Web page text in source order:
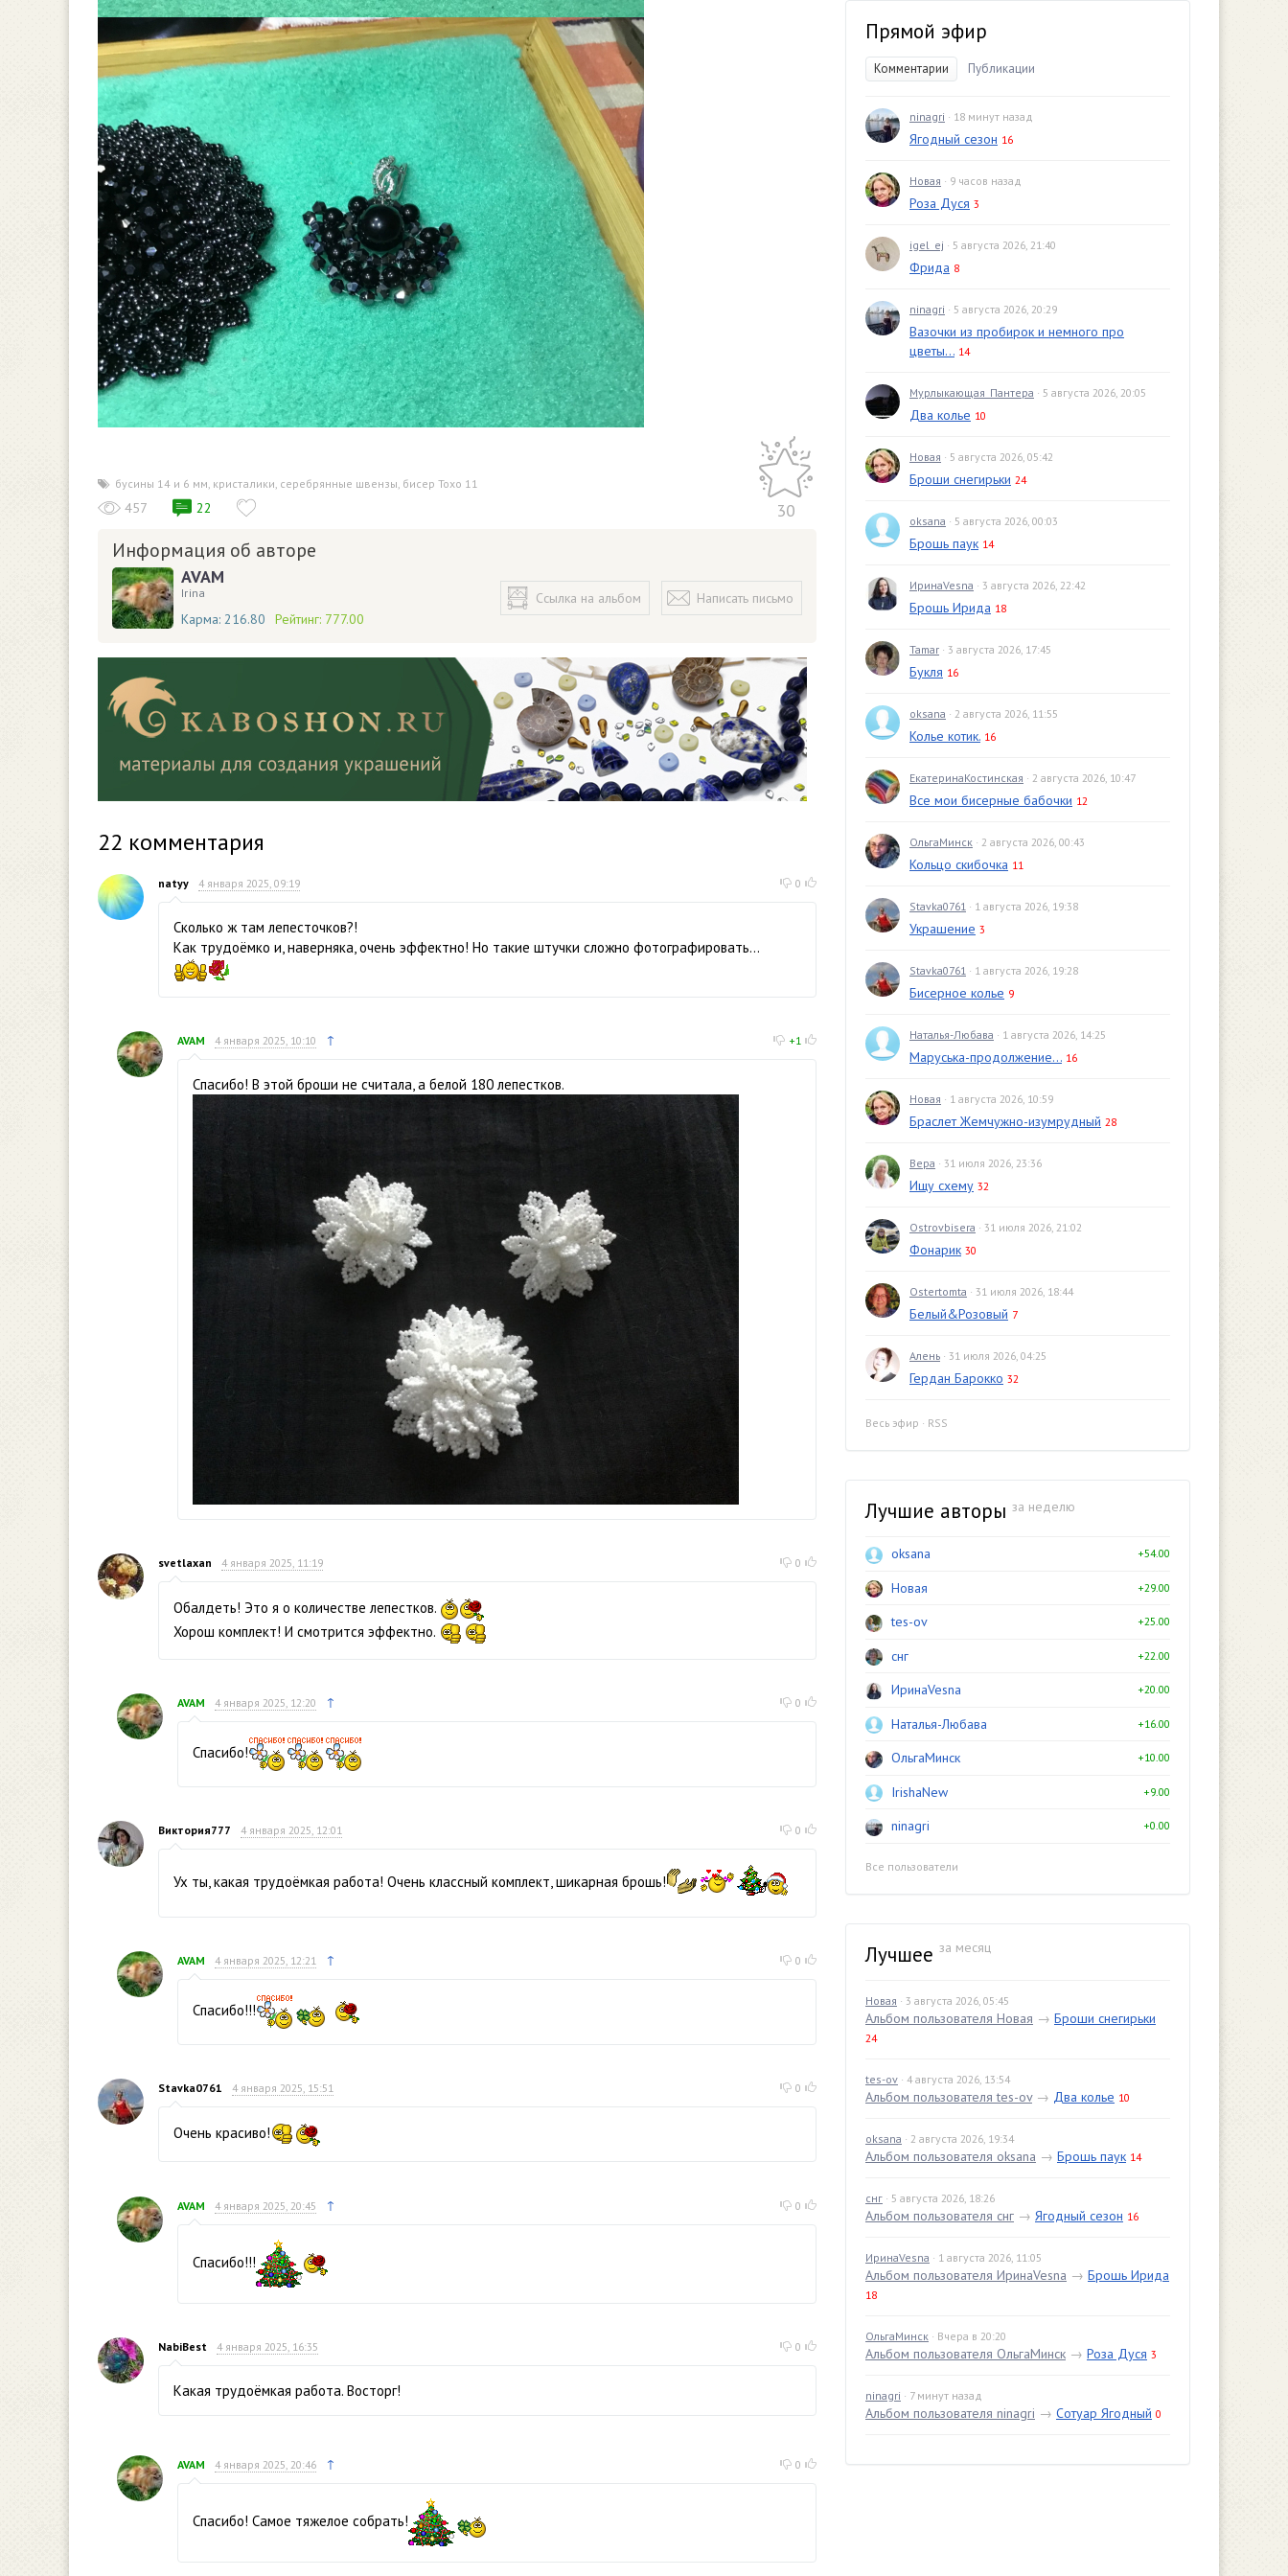
бусины 14 и 6 мм, кристалики, серебрянные швензы, бисер Тохо 11
30
457 22
Информация об авторе
AVAM
Irina
Карма: 216.80 Рейтинг: 777.00
Ссылка на альбом Написать письмо
22 комментария
natyy 4 января 2025, 09:19 0
Сколько ж там лепесточков?!
Как трудоёмко и, наверняка, очень эффектно! Но такие штучки сложно фотографировать…
AVAM 4 января 2025, 10:10 ↑ +1
Спасибо! В этой броши не считала, а белой 180 лепестков.
svetlaxan 4 января 2025, 11:19 0
Обалдеть! Это я о количестве лепестков.
Хорош комплект! И смотрится эффектно.
AVAM 4 января 2025, 12:20 ↑ 0
Спасибо!
Виктория777 4 января 2025, 12:01 0
Ух ты, какая трудоёмкая работа! Очень классный комплект, шикарная брошь!
AVAM 4 января 2025, 12:21 ↑ 0
Спасибо!!!
Stavka0761 4 января 2025, 15:51 0
Очень красиво!
AVAM 4 января 2025, 20:45 ↑ 0
Спасибо!!!
NabiBest 4 января 2025, 16:35 0
Какая трудоёмкая работа. Восторг!
AVAM 4 января 2025, 20:46 ↑ 0
Спасибо! Самое тяжелое собрать!
Прямой эфир
Комментарии Публикации
ninagri · 18 минут назад
Ягодный сезон 16
Новая · 9 часов назад
Роза Дуся 3
igel_ej · 5 августа 2026, 21:40
Фрида 8
ninagri · 5 августа 2026, 20:29
Вазочки из пробирок и немного про
цветы... 14
Мурлыкающая_Пантера · 5 августа 2026, 20:05
Два колье 10
Новая · 5 августа 2026, 05:42
Броши снегирьки 24
oksana · 5 августа 2026, 00:03
Брошь паук 14
ИринаVesna · 3 августа 2026, 22:42
Брошь Ирида 18
Tamar · 3 августа 2026, 17:45
Букля 16
oksana · 2 августа 2026, 11:55
Колье котик. 16
ЕкатеринаКостинская · 2 августа 2026, 10:47
Все мои бисерные бабочки 12
ОльгаМинск · 2 августа 2026, 00:43
Кольцо скибочка 11
Stavka0761 · 1 августа 2026, 19:38
Украшение 3
Stavka0761 · 1 августа 2026, 19:28
Бисерное колье 9
Наталья-Любава · 1 августа 2026, 14:25
Маруська-продолжение... 16
Новая · 1 августа 2026, 10:59
Браслет Жемчужно-изумрудный 28
Вера · 31 июля 2026, 23:36
Ищу схему 32
Ostrovbisera · 31 июля 2026, 21:02
Фонарик 30
Ostertomta · 31 июля 2026, 18:44
Белый&Розовый 7
Алень · 31 июля 2026, 04:25
Гердан Барокко 32
Весь эфир · RSS
Лучшие авторы за неделю
oksana +54.00
Новая +29.00
tes-ov +25.00
снг +22.00
ИринаVesna +20.00
Наталья-Любава +16.00
ОльгаМинск +10.00
IrishaNew +9.00
ninagri +0.00
Все пользователи
Лучшее за месяц
Новая · 3 августа 2026, 05:45
Альбом пользователя Новая → Броши снегирьки
24
tes-ov · 4 августа 2026, 13:54
Альбом пользователя tes-ov→ Два колье 10
oksana · 2 августа 2026, 19:34
Альбом пользователя oksana → Брошь паук 14
снг · 5 августа 2026, 18:26
Альбом пользователя снг → Ягодный сезон 16
ИринаVesna · 1 августа 2026, 11:05
Альбом пользователя ИринаVesna → Брошь Ирида
18
ОльгаМинск · Вчера в 20:20
Альбом пользователя ОльгаМинск → Роза Дуся 3
ninagri · 7 минут назад
Альбом пользователя ninagri → Сотуар Ягодный 0